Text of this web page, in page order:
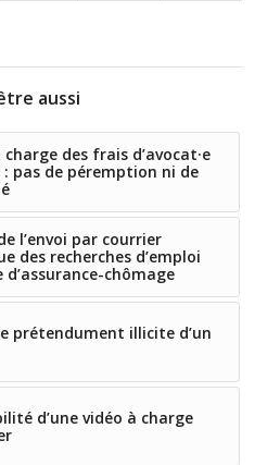
aussi
charge des frais d’avocat·e
: pas de péremption ni de
l’envoi par courrier
des recherches d’emploi
chômage
prétendument illicite d’un
d’une vidéo à charge